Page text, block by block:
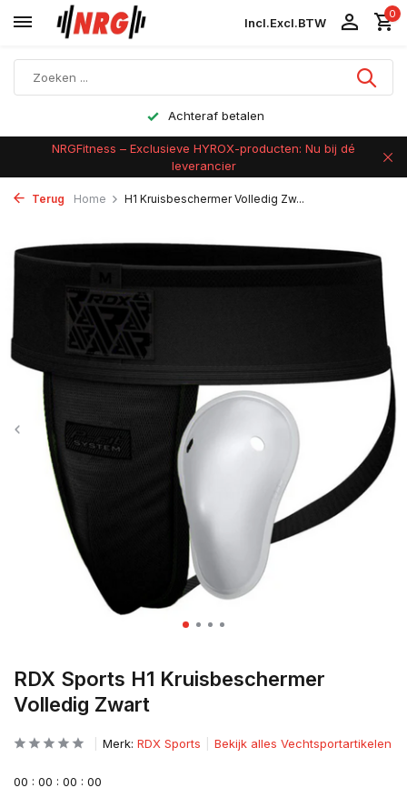
Incl.Excl.BTW
0
Achteraf betalen
NRGFitness – Exclusieve HYROX-producten: Nu bij dé
leverancier
Terug Home H1 Kruisbeschermer Volledig Zw...
RDX Sports H1 Kruisbeschermer
Volledig Zwart
Merk: RDX Sports Bekijk alles Vechtsportartikelen
00 : 00 : 00 : 00